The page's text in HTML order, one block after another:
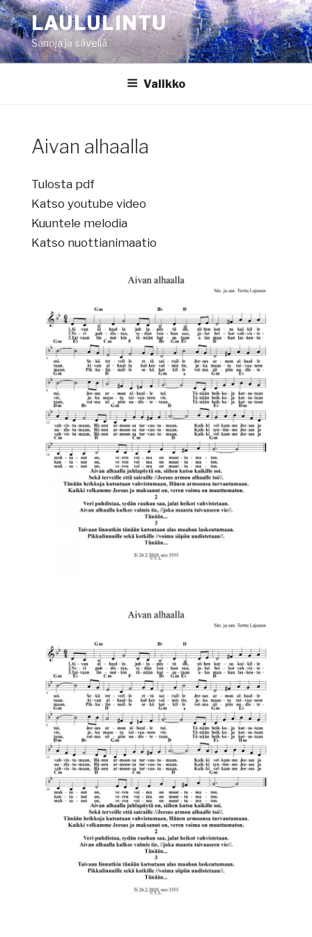
Siirry
sisältöönLAULULINTU
Sanoja ja säveliä
Valikko
Aivan alhaalla
Tulosta pdf
Katso youtube video
Kuuntele melodia
Katso nuottianimaatio